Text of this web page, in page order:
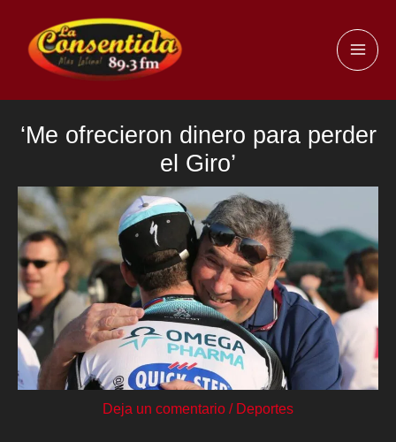
contenido
‘Me ofrecieron dinero para perder
el Giro’
Deja un comentario / Deportes